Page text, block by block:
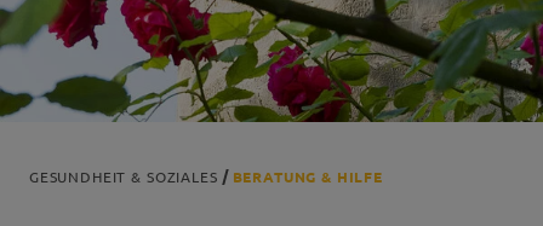
GESUNDHEIT & SOZIALES BERATUNG & HILFE